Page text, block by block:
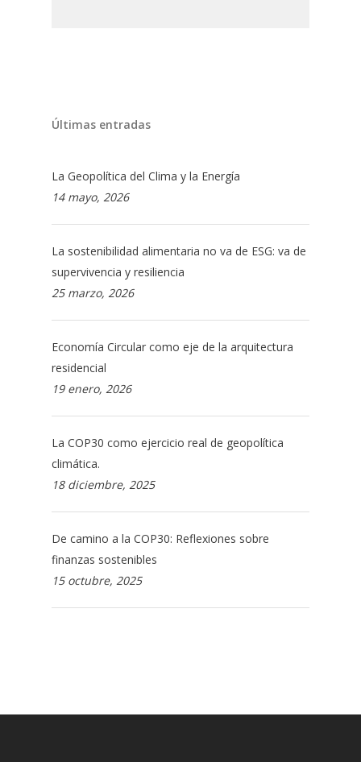
Últimas entradas
La Geopolítica del Clima y la Energía
14 mayo, 2026
La sostenibilidad alimentaria no va de ESG: va de
supervivencia y resiliencia
25 marzo, 2026
Economía Circular como eje de la arquitectura
residencial
19 enero, 2026
La COP30 como ejercicio real de geopolítica
climática.
18 diciembre, 2025
De camino a la COP30: Reflexiones sobre
finanzas sostenibles
15 octubre, 2025